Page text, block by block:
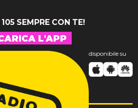
SEMPRE CON TE!
L'APP
disponibile su